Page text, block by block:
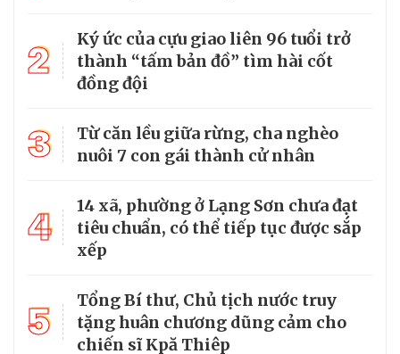
2
Ký ức của cựu giao liên 96 tuổi trở
thành “tấm bản đồ” tìm hài cốt
đồng đội
3
Từ căn lều giữa rừng, cha nghèo
nuôi 7 con gái thành cử nhân
4
14 xã, phường ở Lạng Sơn chưa đạt
tiêu chuẩn, có thể tiếp tục được sắp
xếp
5
Tổng Bí thư, Chủ tịch nước truy
tặng huân chương dũng cảm cho
chiến sĩ Kpă Thiêp